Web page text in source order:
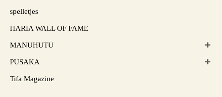
spelletjes
HARIA WALL OF FAME
MANUHUTU
PUSAKA
Tifa Magazine